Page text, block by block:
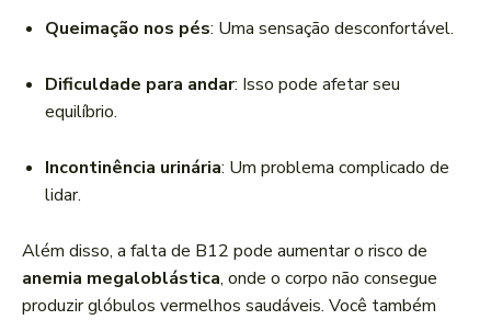
Queimação nos pés: Uma sensação desconfortável.
Dificuldade para andar: Isso pode afetar seu
equilíbrio.
Incontinência urinária: Um problema complicado de
lidar.
Além disso, a falta de B12 pode aumentar o risco de
anemia megaloblástica, onde o corpo não consegue
produzir glóbulos vermelhos saudáveis. Você também